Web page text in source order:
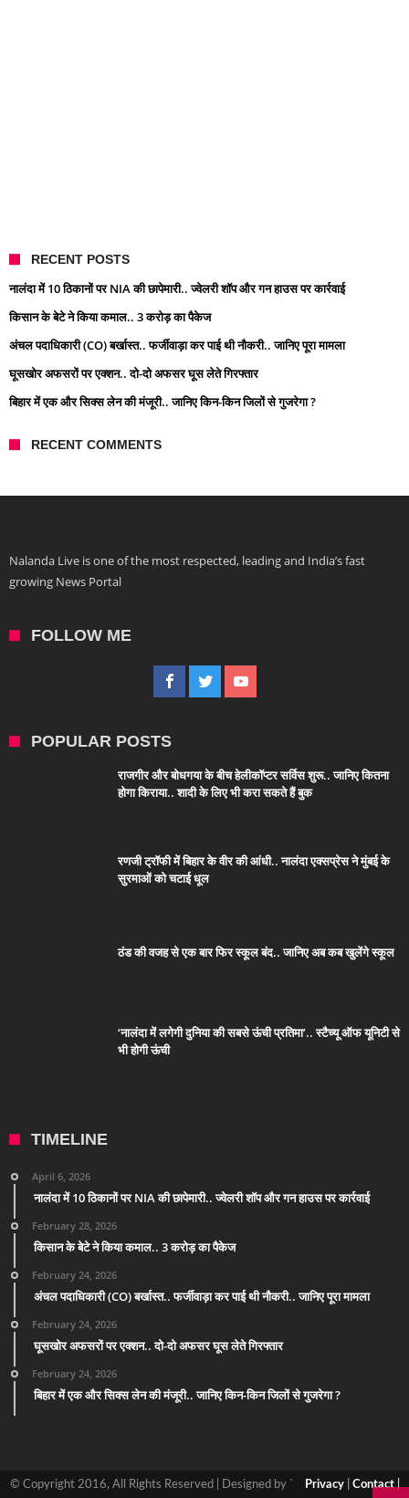
RECENT POSTS
नालंदा में 10 ठिकानों पर NIA की छापेमारी.. ज्वेलरी शॉप और गन हाउस पर कार्रवाई
किसान के बेटे ने किया कमाल.. 3 करोड़ का पैकेज
अंचल पदाधिकारी (CO) बर्खास्त.. फर्जीवाड़ा कर पाई थी नौकरी.. जानिए पूरा मामला
घूसखोर अफसरों पर एक्शन.. दो-दो अफसर घूस लेते गिरफ्तार
बिहार में एक और सिक्स लेन की मंजूरी.. जानिए किन-किन जिलों से गुजरेगा ?
RECENT COMMENTS
Nalanda Live is one of the most respected, leading and India’s fast
growing News Portal
FOLLOW ME
POPULAR POSTS
राजगीर और बोधगया के बीच हेलीकॉप्टर सर्विस शुरू.. जानिए कितना
होगा किराया.. शादी के लिए भी करा सकते हैं बुक
रणजी ट्रॉफी में बिहार के वीर की आंधी.. नालंदा एक्सप्रेस ने मुंबई के
सुरमाओं को चटाई धूल
ठंड की वजह से एक बार फिर स्कूल बंद.. जानिए अब कब खुलेंगे स्कूल
‘नालंदा में लगेगी दुनिया की सबसे ऊंची प्रतिमा’.. स्टैच्यू ऑफ यूनिटी से
भी होगी ऊंची
TIMELINE
April 6, 2026
नालंदा में 10 ठिकानों पर NIA की छापेमारी.. ज्वेलरी शॉप और गन हाउस पर कार्रवाई
February 28, 2026
किसान के बेटे ने किया कमाल.. 3 करोड़ का पैकेज
February 24, 2026
अंचल पदाधिकारी (CO) बर्खास्त.. फर्जीवाड़ा कर पाई थी नौकरी.. जानिए पूरा मामला
February 24, 2026
घूसखोर अफसरों पर एक्शन.. दो-दो अफसर घूस लेते गिरफ्तार
February 24, 2026
बिहार में एक और सिक्स लेन की मंजूरी.. जानिए किन-किन जिलों से गुजरेगा ?
© Copyright 2016, All Rights Reserved | Designed by ` Privacy| Contact |